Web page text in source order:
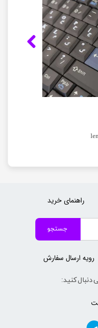
جستجو
دنبال کنید:
رویه ارسال سفارش
راهنمای خرید